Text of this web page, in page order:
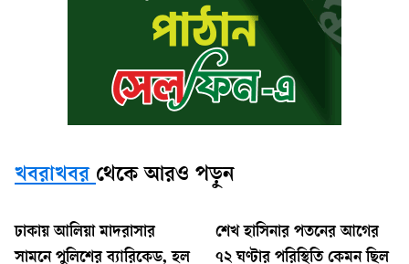
খবরাখবর থেকে আরও পড়ুন
ঢাকায় আলিয়া মাদরাসার
সামনে পুলিশের ব্যারিকেড, হল
শেখ হাসিনার পতনের আগের
৭২ ঘণ্টার পরিস্থিতি কেমন ছিল